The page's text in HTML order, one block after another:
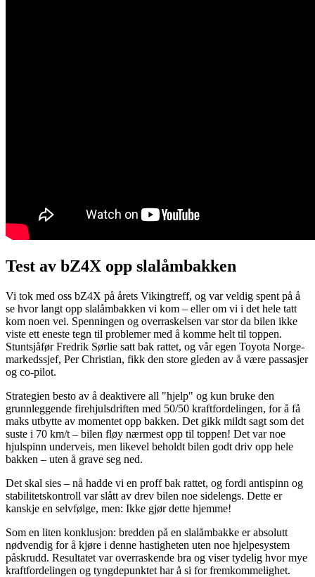
Test av bZ4X opp slalåmbakken
Vi tok med oss bZ4X på årets Vikingtreff, og var veldig spent på å
se hvor langt opp slalåmbakken vi kom – eller om vi i det hele tatt
kom noen vei. Spenningen og overraskelsen var stor da bilen ikke
viste ett eneste tegn til problemer med å komme helt til toppen.
Stuntsjåfør Fredrik Sørlie satt bak rattet, og vår egen Toyota Norge-
markedssjef, Per Christian, fikk den store gleden av å være passasjer
og co-pilot.
Strategien besto av å deaktivere all "hjelp" og kun bruke den
grunnleggende firehjulsdriften med 50/50 kraftfordelingen, for å få
maks utbytte av momentet opp bakken. Det gikk mildt sagt som det
suste i 70 km/t – bilen fløy nærmest opp til toppen! Det var noe
hjulspinn underveis, men likevel beholdt bilen godt driv opp hele
bakken – uten å grave seg ned.
Det skal sies – nå hadde vi en proff bak rattet, og fordi antispinn og
stabilitetskontroll var slått av drev bilen noe sidelengs. Dette er
kanskje en selvfølge, men: Ikke gjør dette hjemme!
Som en liten konklusjon: bredden på en slalåmbakke er absolutt
nødvendig for å kjøre i denne hastigheten uten noe hjelpesystem
påskrudd. Resultatet var overraskende bra og viser tydelig hvor mye
kraftfordelingen og tyngdepunktet har å si for fremkommelighet.